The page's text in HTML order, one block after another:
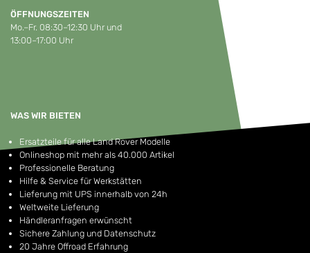
ÖFFNUNGSZEITEN
Mo.–Fr. 08:30–12:30 Uhr und
13:00–17:00 Uhr
WAS WIR BIETEN
Ersatzteile für alle Land Rover Modelle
Onlineshop mit mehr als 40.000 Artikel
Professionelle Beratung
Hilfe & Service für Werkstätten
Lieferung mit UPS innerhalb von 24h
Weltweite Lieferung
Händleranfragen erwünscht
Sichere Zahlung und Datenschutz
20 Jahre Offroad Erfahrung